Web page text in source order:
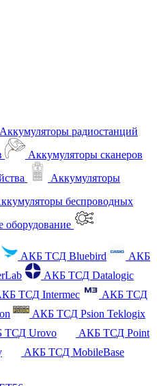
Аккумуляторы радиостанций
Аккумуляторы сканеров
Аккумуляторы
беспроводных
оборудование
АКБ ТСД Bluebird
АКБ
АКБ ТСД Datalogic
ТСД Intermec
АКБ ТСД
АКБ ТСД Psion Teklogix
ТСД Urovo
АКБ ТСД Point
АКБ ТСД MobileBase